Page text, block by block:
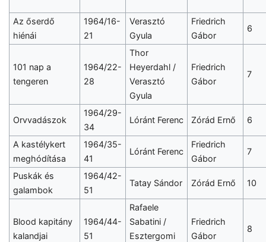
Az őserdő
hiénái
1964/16-
21
Verasztó
Gyula
Friedrich
Gábor
6
101 nap a
tengeren
1964/22-
28
Thor
Heyerdahl /
Verasztó
Gyula
Friedrich
Gábor
7
Orvvadászok
1964/29-
34
Lóránt Ferenc Zórád Ernő 6
A kastélykert
meghódítása
1964/35-
41
Lóránt Ferenc
Friedrich
Gábor
7
Puskák és
galambok
1964/42-
51
Tatay Sándor Zórád Ernő 10
Blood kapitány
kalandjai
1964/44-
51
Rafaele
Sabatini /
Esztergomi
Friedrich
Gábor
8